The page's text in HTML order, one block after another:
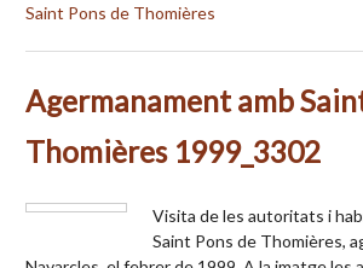
Saint Pons de Thomières
Agermanament amb
Thomières 1999_3302
Visita de les autoritats i
Saint Pons de Thomières,